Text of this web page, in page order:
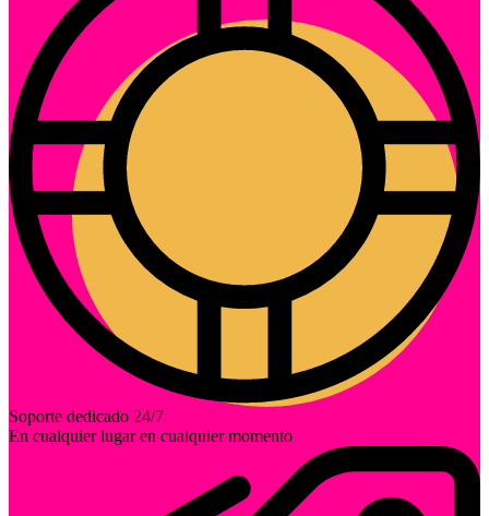
Soporte dedicado 24/7
En cualquier lugar en cualquier momento